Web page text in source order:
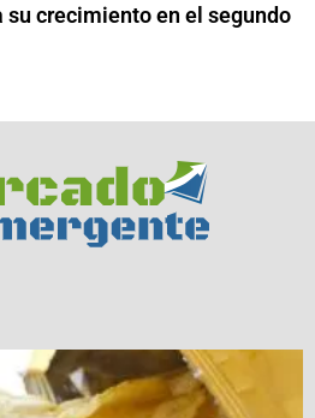
su crecimiento en el segundo